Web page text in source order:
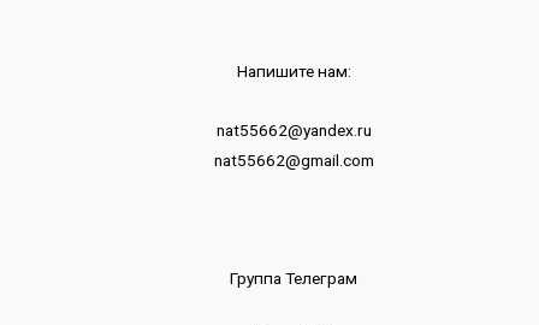
Напишите нам:
nat55662@yandex.ru
nat55662@gmail.com
Группа Телеграм